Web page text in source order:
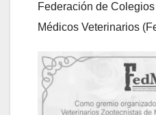
Federación de
Médicos Veterinarios